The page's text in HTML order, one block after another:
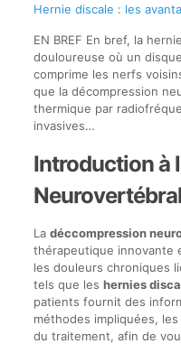
Hernie discale : les
EN BREF En bref, la
douloureuse où un
comprime les nerfs
que la décompression
thermique par
invasives…
Introduction à
La déccompression
thérapeutique innovante
les douleurs chroniques
tels que les hernies
patients fournit des
méthodes impliquées,
du traitement, afin de